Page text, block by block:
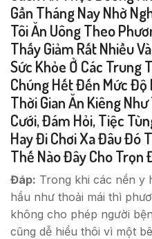
Gần Tháng Nay Nhờ
Tôi Ăn Uông Theo
Thấy Giảm Rất Nhiều
Sức Khỏe Ở Các Trung
Chúng Hết Đến Mức Độ
Thời Gian Ăn Kiêng
Cưới, Đám Hỏi, Tiệc
Hay Đi Chơi Xa Đâu Đó
Thế Nào Đây Cho Trọn
Đáp: Trong khi các nền y
hầu như thoải mái thì
không cho phép người
cũng dễ hiểu thôi vì một